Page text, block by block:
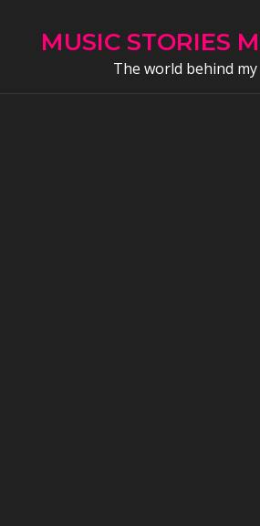
MUSIC STORIES
The world behind